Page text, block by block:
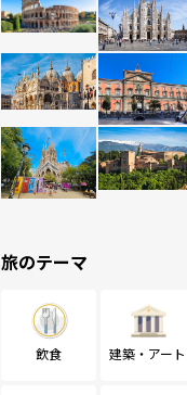
旅のテーマ
飲食 建築・アート